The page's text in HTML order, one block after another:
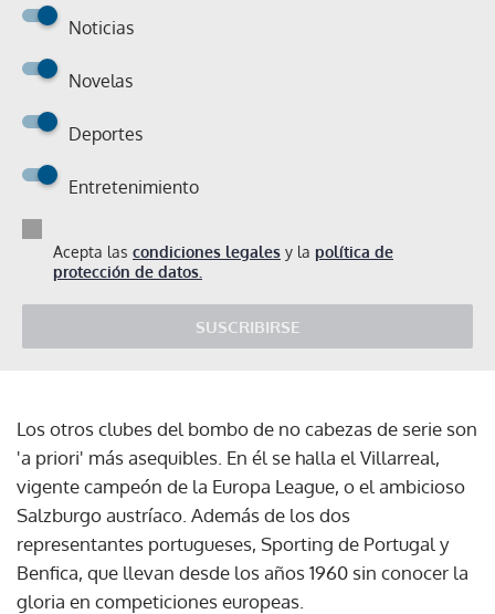
Noticias
Novelas
Deportes
Entretenimiento
Acepta las condiciones legales y la política de
protección de datos.
SUSCRIBIRSE
Los otros clubes del bombo de no cabezas de serie son
'a priori' más asequibles. En él se halla el Villarreal,
vigente campeón de la Europa League, o el ambicioso
Salzburgo austríaco. Además de los dos
representantes portugueses, Sporting de Portugal y
Benfica, que llevan desde los años 1960 sin conocer la
gloria en competiciones europeas.